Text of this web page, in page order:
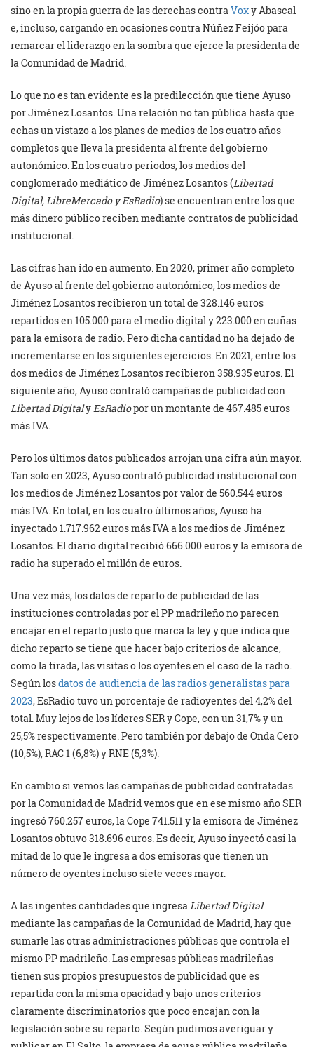
sino en la propia guerra de las derechas contraVoxy Abascal
e, incluso, cargando en ocasiones contra Núñez Feijóo para
remarcar el liderazgo en la sombra que ejerce la presidenta de
la Comunidad de Madrid.
Lo que no es tan evidente es la predilección que tiene Ayuso
por Jiménez Losantos. Una relación no tan pública hasta que
echas un vistazo a los planes de medios de los cuatro años
completos que lleva la presidenta al frente del gobierno
autonómico. En los cuatro periodos, los medios del
conglomerado mediático de Jiménez Losantos (Libertad
Digital, LibreMercado y EsRadio) se encuentran entre los que
más dinero público reciben mediante contratos de publicidad
institucional.
Las cifras han ido en aumento. En 2020, primer año completo
de Ayuso al frente del gobierno autonómico, los medios de
Jiménez Losantos recibieron un total de 328.146 euros
repartidos en 105.000 para el medio digital y 223.000 en cuñas
para la emisora de radio. Pero dicha cantidad no ha dejado de
incrementarse en los siguientes ejercicios. En 2021, entre los
dos medios de Jiménez Losantos recibieron 358.935 euros. El
siguiente año, Ayuso contrató campañas de publicidad con
Libertad DigitalyEsRadiopor un montante de 467.485 euros
más IVA.
Pero los últimos datos publicados arrojan una cifra aún mayor.
Tan solo en 2023, Ayuso contrató publicidad institucional con
los medios de Jiménez Losantos por valor de 560.544 euros
más IVA. En total, en los cuatro últimos años, Ayuso ha
inyectado 1.717.962 euros más IVA a los medios de Jiménez
Losantos. El diario digital recibió 666.000 euros y la emisora de
radio ha superado el millón de euros.
Una vez más, los datos de reparto de publicidad de las
instituciones controladas por el PP madrileño no parecen
encajar en el reparto justo que marca la ley y que indica que
dicho reparto se tiene que hacer bajo criterios de alcance,
como la tirada, las visitas o los oyentes en el caso de la radio.
Según losdatos de audiencia de las radios generalistas para
2023, EsRadio tuvo un porcentaje de radioyentes del 4,2% del
total. Muy lejos de los líderes SER y Cope, con un 31,7% y un
25,5% respectivamente. Pero también por debajo de Onda Cero
(10,5%), RAC 1 (6,8%) y RNE (5,3%).
En cambio si vemos las campañas de publicidad contratadas
por la Comunidad de Madrid vemos que en ese mismo año SER
ingresó 760.257 euros, la Cope 741.511 y la emisora de Jiménez
Losantos obtuvo 318.696 euros. Es decir, Ayuso inyectó casi la
mitad de lo que le ingresa a dos emisoras que tienen un
número de oyentes incluso siete veces mayor.
A las ingentes cantidades que ingresaLibertad Digital
mediante las campañas de la Comunidad de Madrid, hay que
sumarle las otras administraciones públicas que controla el
mismo PP madrileño. Las empresas públicas madrileñas
tienen sus propios presupuestos de publicidad que es
repartida con la misma opacidad y bajo unos criterios
claramente discriminatorios que poco encajan con la
legislación sobre su reparto. Según pudimos averiguar y